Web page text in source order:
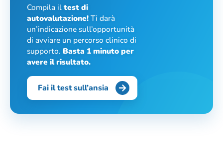
Compila iltest di
autovalutazione!Ti darà
un’indicazione sull’opportunità
di avviare un percorso clinico di
supporto. Basta 1 minuto per
avere il risultato.
Fai il test sull’ansia